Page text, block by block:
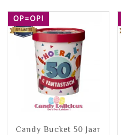
OP=OP!
Candy Bucket 50 Jaar